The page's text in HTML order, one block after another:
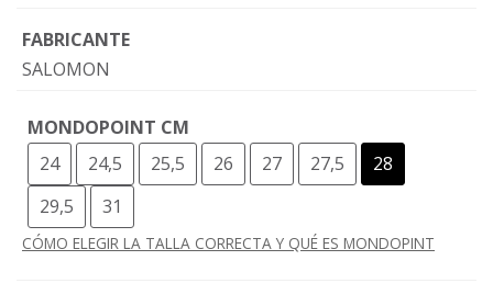
FABRICANTE
SALOMON
MONDOPOINT CM
24
24,5 25,5 26 27 27,5
28
29,5
31
CÓMO ELEGIR LA TALLA CORRECTA Y QUÉ ES MONDOPINT